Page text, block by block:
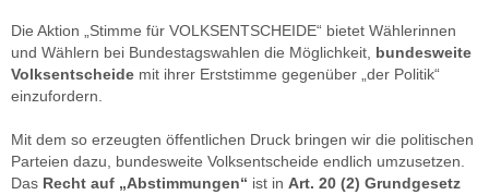
Die Aktion „Stimme für VOLKSENTSCHEIDE“ bietet Wählerinnen
und Wählern bei Bundestagswahlen die Möglichkeit, bundesweite
Volksentscheide mit ihrer Erststimme gegenüber „der Politik“
einzufordern.
Mit dem so erzeugten öffentlichen Druck bringen wir die politischen
Parteien dazu, bundesweite Volksentscheide endlich umzusetzen.
Das Recht auf „Abstimmungen“ ist in Art. 20 (2) Grundgesetz